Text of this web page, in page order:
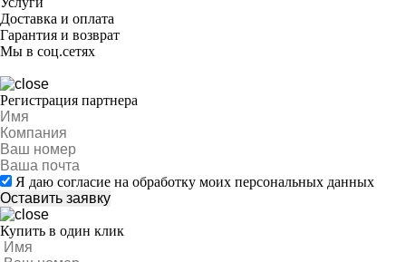
Доставка и оплата
Гарантия и возврат
Мы в соц.сетях
Регистрация партнера
Я даю согласие на обработку моих персональных данных
Купить в один клик